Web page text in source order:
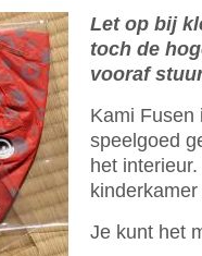
Let op bij
toch de
vooraf
Kami Fusen
speelgoed
het
Je kunt het